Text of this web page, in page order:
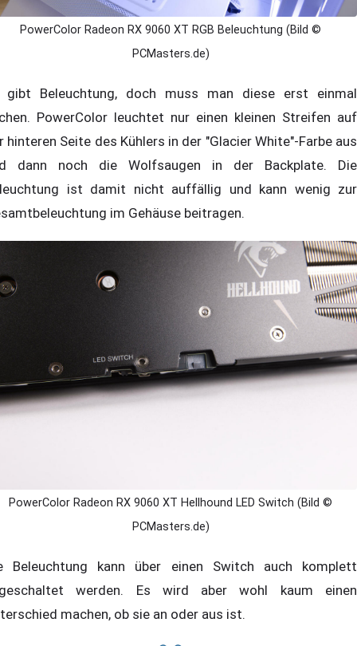
PowerColor Radeon RX 9060 XT RGB Beleuchtung (Bild ©
PCMasters.de)
gibt Beleuchtung, doch muss man diese erst einmal
PowerColor leuchtet nur einen kleinen Streifen auf
hinteren Seite des Kühlers in der "Glacier White"-Farbe aus
dann noch die Wolfsaugen in der Backplate. Die
ist damit nicht auffällig und kann wenig zur
im Gehäuse beitragen.
PowerColor Radeon RX 9060 XT Hellhound LED Switch (Bild ©
PCMasters.de)
Beleuchtung kann über einen Switch auch komplett
werden. Es wird aber wohl kaum einen
machen, ob sie an oder aus ist.